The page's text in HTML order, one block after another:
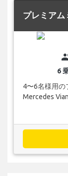
プレミアム
6
4〜6名様用の
Mercedes